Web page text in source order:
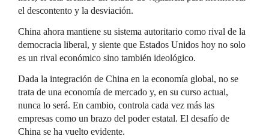
el descontento y la desviación.
China ahora mantiene su sistema autoritario como rival de la
democracia liberal, y siente que Estados Unidos hoy no solo
es un rival económico sino también ideológico.
Dada la integración de China en la economía global, no se
trata de una economía de mercado y, en su curso actual,
nunca lo será. En cambio, controla cada vez más las
empresas como un brazo del poder estatal. El desafío de
China se ha vuelto evidente.